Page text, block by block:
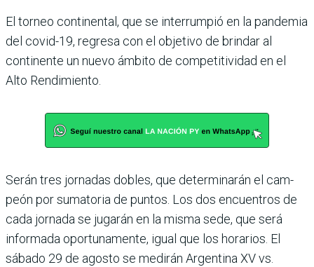
El torneo continental, que se interrumpió en la pan­demia
del covid-19, regresa con el objetivo de brindar al
continente un nuevo ámbito de competitividad en el
Alto Rendimiento.
Serán tres jornadas dobles, que determinarán el cam­
peón por sumatoria de pun­tos. Los dos encuentros de
cada jornada se jugarán en la misma sede, que será
infor­mada oportunamente, igual que los horarios. El
sábado 29 de agosto se medirán Argen­tina XV vs.